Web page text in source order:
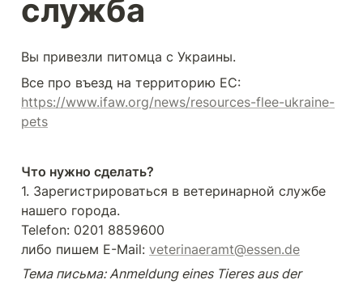
служба
Вы привезли питомца с Украины.
https://www.ifaw.org/news/resources-flee-ukraine-
pets
Что нужно сделать?
1. Зарегистрироваться в ветеринарной службе
нашего города.
Telefon: 0201 8859600
либо пишем E-Mail: veterinaeramt@essen.de
Тема письма: Anmeldung eines Tieres aus der